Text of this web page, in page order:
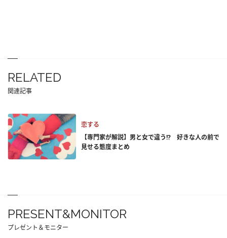
RELATED
関連記事
恋する
【専門家が解説】男と女で違う!? 好きな人の前で
見せる態度まとめ
PRESENT&MONITOR
プレゼント＆モニター